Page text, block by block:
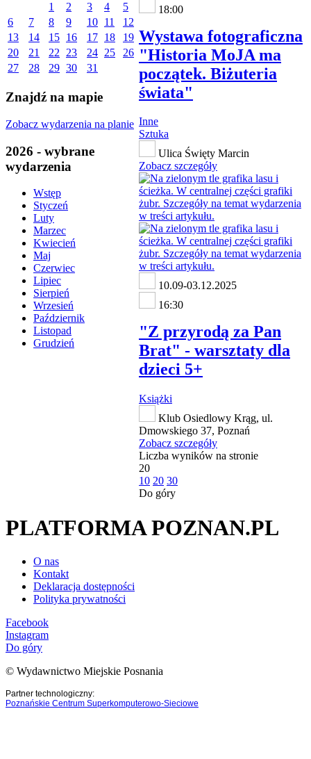
1
2 3 4
5
6
7 8 9 10 11
12
13
14 15 16 17 18
19
20
21 22 23 24 25
26
27
28 29 30 31
Znajdź na mapie
Zobacz wydarzenia na planie
2026 - wybrane
wydarzenia
Wstęp
Styczeń
Luty
Marzec
Kwiecień
Maj
Czerwiec
Lipiec
Sierpień
Wrzesień
Październik
Listopad
Grudzień
18:00
Wystawa fotograficzna
"Historia MoJA ma
początek. Biżuteria
świata"
Inne
Sztuka
Ulica Święty Marcin
Zobacz szczegóły
10.09-03.12.2025
16:30
"Z przyrodą za Pan
Brat" - warsztaty dla
dzieci 5+
Książki
Klub Osiedlowy Krąg, ul.
Dmowskiego 37, Poznań
Zobacz szczegóły
Liczba wyników na stronie
20
10 20 30
Do góry
PLATFORMA POZNAN.PL
O nas
Kontakt
Deklaracja dostępności
Polityka prywatności
Facebook
Instagram
Do góry
© Wydawnictwo Miejskie Posnania
Partner technologiczny:
Poznańskie Centrum Superkomputerowo-Sieciowe